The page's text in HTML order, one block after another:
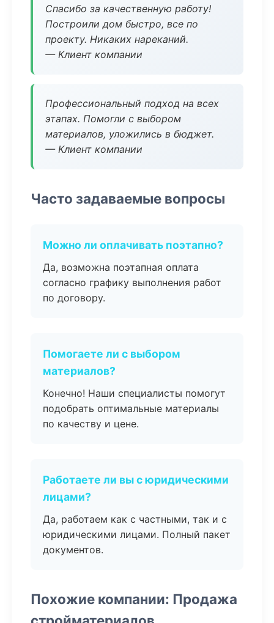
Спасибо за качественную работу!
Построили дом быстро, все по
проекту. Никаких нареканий.
— Клиент компании
Профессиональный подход на всех
этапах. Помогли с выбором
материалов, уложились в бюджет.
— Клиент компании
Часто задаваемые вопросы
Можно ли оплачивать поэтапно?
Да, возможна поэтапная оплата
согласно графику выполнения работ
по договору.
Помогаете ли с выбором
материалов?
Конечно! Наши специалисты помогут
подобрать оптимальные материалы
по качеству и цене.
Работаете ли вы с юридическими
лицами?
Да, работаем как с частными, так и с
юридическими лицами. Полный пакет
документов.
Похожие компании: Продажа